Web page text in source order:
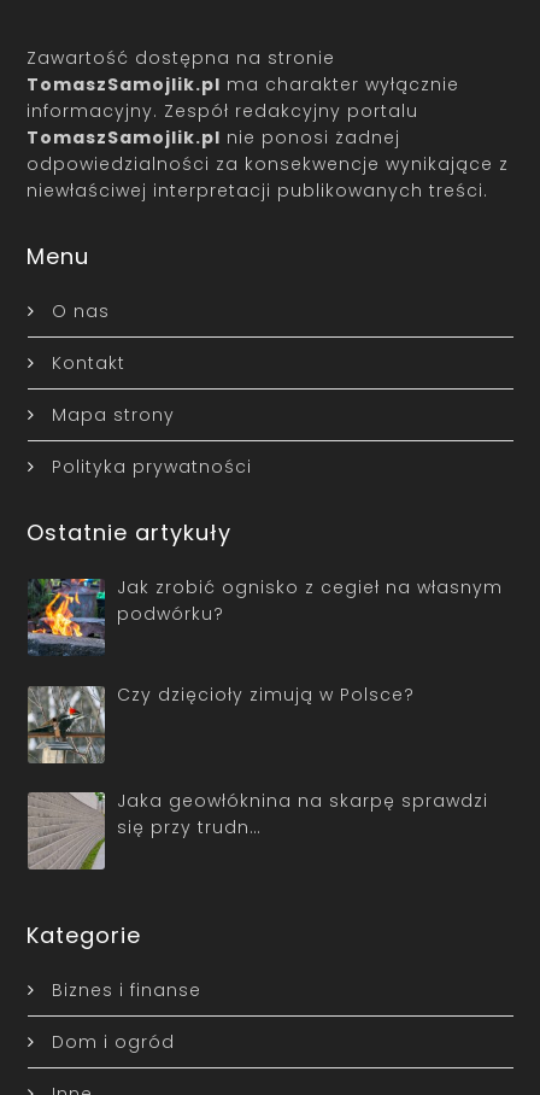
Zawartość dostępna na stronie
TomaszSamojlik.pl ma charakter wyłącznie
informacyjny. Zespół redakcyjny portalu
TomaszSamojlik.pl nie ponosi żadnej
odpowiedzialności za konsekwencje wynikające z
niewłaściwej interpretacji publikowanych treści.
Menu
O nas
Kontakt
Mapa strony
Polityka prywatności
Ostatnie artykuły
Jak zrobić ognisko z cegieł na własnym
podwórku?
Czy dzięcioły zimują w Polsce?
Jaka geowłóknina na skarpę sprawdzi
się przy trudn…
Kategorie
Biznes i finanse
Dom i ogród